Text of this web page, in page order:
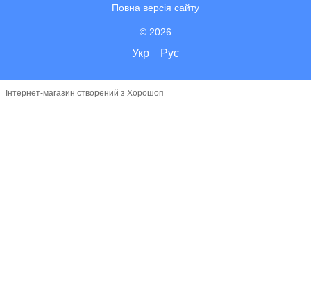
Повна версія сайту
© 2026
Укр Рус
Інтернет-магазин створений з Хорошоп